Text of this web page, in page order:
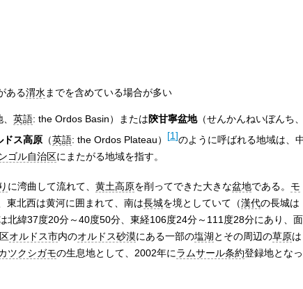
ある渭水 までを含めている場合が多い
、 英語: the Ordos Basin）または陝甘寧盆地（せんかんねいぼんち、
ドス高原（英語: the Ordos Plateau） [1]のように呼ばれる地域は、
ゴル自治区にまたがる地域を指す。
に湾曲して流れて、 黄土高原を削ってできた大きな盆地である。 モ
東北西は黄河に囲まれて、南は長城を境としていて（漢代の長城は
北緯37度20分～40度50分、東経106度24分～111度28分にあり、面
オルドス市内のオルドス砂漠にある一部の塩湖とその周辺の草原は
ツクシガモの生息地として、2002年にラムサール条約登録地となっ